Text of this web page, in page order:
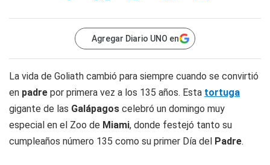
Agregar Diario UNO en
La vida de Goliath cambió para siempre cuando se convirtió
en padre por primera vez a los 135 años. Esta tortuga
gigante de las Galápagos celebró un domingo muy
especial en el Zoo de Miami, donde festejó tanto su
cumpleaños número 135 como su primer Día del Padre.